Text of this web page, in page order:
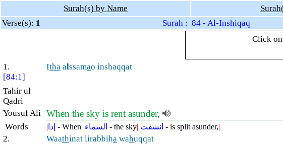
Surah(s) by Name
Verse(s): 1 Surah : 84 - Al-Inshiqaq
Click on
1.
[84:1]
Itha alssamao inshaqqat
Tahir ul
Qadri
Yousuf Ali When the sky is rent asunder,
Words | إذا - When| السماء - the sky| انشقت - is split asunder,|
2.
Waathinat lirabbiha wahuqqat